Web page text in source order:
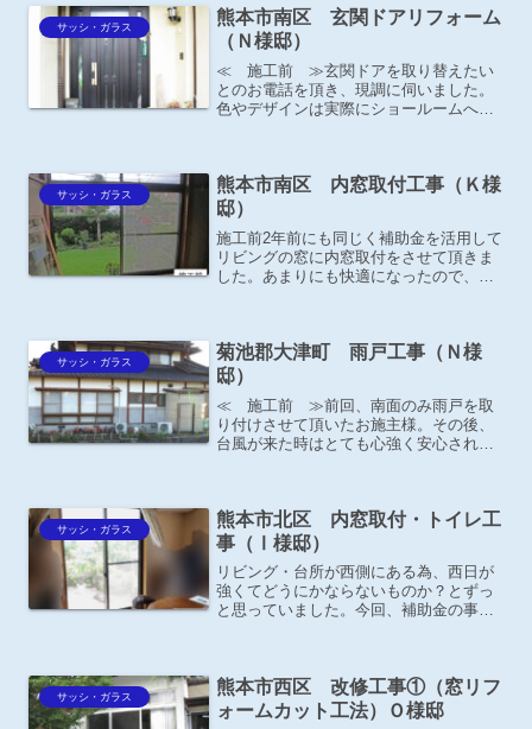
サッシ・ガラス
熊本市南区 玄関ドアリフォーム
（Ｎ様邸）
≪ 施工前 ≫玄関ドアを取り替えたい
とのお電話を頂き、現調に伺いました。
色やデザインは実際にショールームへ行
サッシ・ガラス
熊本市南区 内窓取付工事（Ｋ様
邸）
施工前2年前にも同じく補助金を活用して
リビングの窓に内窓取付をさせて頂きま
した。あまりにも快適になったので、今
隣のリビングとの差が激...
サッシ・ガラス
菊池郡大津町 雨戸工事（Ｎ様
邸）
≪ 施工前 ≫前回、南面のみ雨戸を取
り付けさせて頂いたお施主様。その後、
台風が来た時はとても心強く安心された
サッシ・ガラス
熊本市北区 内窓取付・トイレ工
事（Ⅰ様邸）
リビング・台所が西側にある為、西日が
強くてどうにかならないものか？とずっ
と思っていました。今回、補助金の事も
≫ －お施主様の声...
サッシ・ガラス
熊本市西区 改修工事①（窓リフ
ォームカット工法）Ｏ様邸